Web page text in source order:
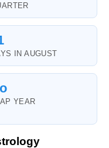
IN AUGUST
YEAR